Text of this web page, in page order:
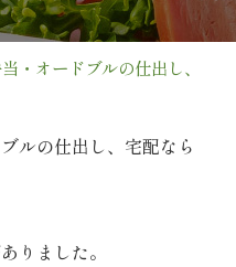
・オードブルの仕出し、
ルの仕出し、宅配なら
りました。